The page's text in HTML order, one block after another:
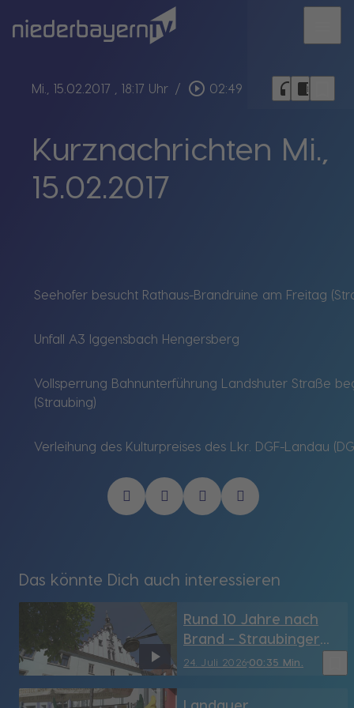
Mi., 15.02.2017 , 18:17 Uhr / play_circle_outline 02:49 headphones chrome_reader_mode
Kurznachrichten Mi.,
15.02.2017
Seehofer besucht Rathaus-Brandruine am Freitag
Unfall A3 Iggensbach Hengersberg
Vollsperrung Bahnunterführung Landshuter Straße
(Straubing)
Verleihung des Kulturpreises des Lkr. DGF-Landau
Das könnte Dich auch interessieren
24. Juli 202600:35 Min.
Rund 10 Jahre nach
Brand - Straubinger
Rathaus hat sein
Türmchen wieder (SR)
Landauer